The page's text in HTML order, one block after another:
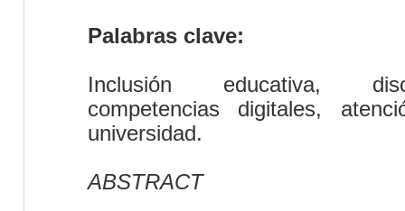
Palabras clave:
Inclusión educativa,
competencias digitales,
universidad.
ABSTRACT